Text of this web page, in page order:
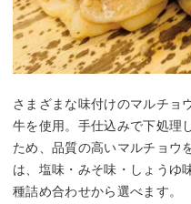
さまざまな味付けのマルチョ
牛を使用。手仕込みで下処理
ため、品質の高いマルチョウ
は、塩味・みそ味・しょうゆ
種詰め合わせから選べます。